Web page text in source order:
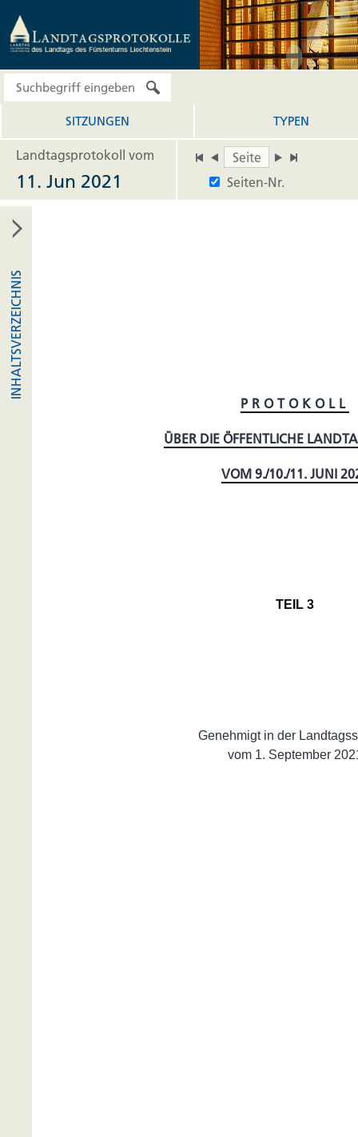
SITZUNGEN TYPEN
Landtagsprotokoll vom
Seiten-Nr.
11. Jun 2021
INHALTSVERZEICHNIS
PROTOKOLL
ÜBER DIE ÖFFENTLICHE
VOM 9./10./11. JUNI
TEIL 3
Genehmigt in der
vom 1. September